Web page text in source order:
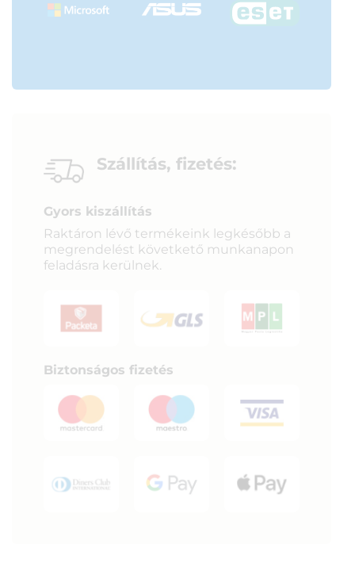
Szállítás, fizetés:
Gyors kiszállítás
Raktáron lévő termékeink legkésőbb a
megrendelést követkető munkanapon
feladásra kerülnek.
Biztonságos fizetés